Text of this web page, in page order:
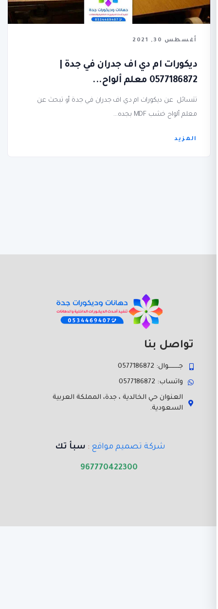
أغسطس 30, 2021
ديكورات ام دي اف جدران في جدة |
0577186872 معلم ألواح...
تتسائل عن ديكورات ام دي اف جدران في جدة أو تبحث عن
معلم ألواح خشب MDF بجده...
المزيد
تواصل بنا
جـــــــوال: 0577186872
واتساب: 0577186872
العنوان حي الخالدية ، جدة، المملكة العربية
السعودية.
شركة تصميم مواقع:سبأ تك
967770422300